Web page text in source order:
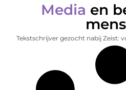
Media en
Tekstschrijver gezocht nabij Zeist: